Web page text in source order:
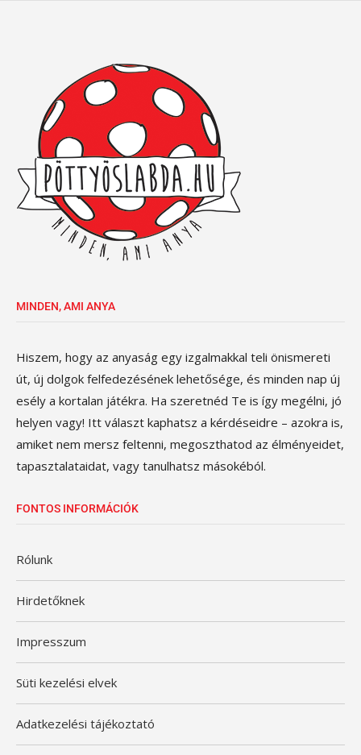
MINDEN, AMI ANYA
Hiszem, hogy az anyaság egy izgalmakkal teli önismereti
út, új dolgok felfedezésének lehetősége, és minden nap új
esély a kortalan játékra. Ha szeretnéd Te is így megélni, jó
helyen vagy! Itt választ kaphatsz a kérdéseidre – azokra is,
amiket nem mersz feltenni, megoszthatod az élményeidet,
tapasztalataidat, vagy tanulhatsz másokéból.
FONTOS INFORMÁCIÓK
Rólunk
Hirdetőknek
Impresszum
Süti kezelési elvek
Adatkezelési tájékoztató